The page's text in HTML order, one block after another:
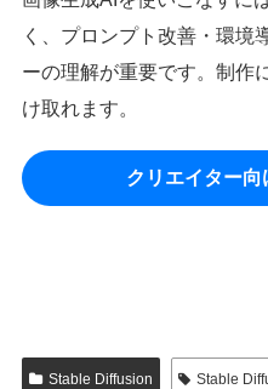
く、プロンプト改善・環境
ーの理解が重要です。制作
け取れます。
クリエイター
Stable Diffusion Stable